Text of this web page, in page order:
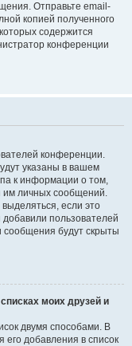
Отправьте email-
копией полученного
содержится
конференции
конференции.
указаны в вашем
к информации о том,
им личных сообщений.
если это
пользователей
сообщения будут скрыты
моих друзей и
двумя способами. В
его добавления в список